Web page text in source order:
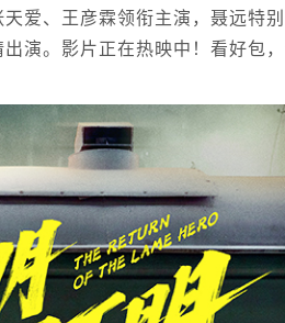
爱、王彦霖领衔主演，聂远特别
演。影片正在热映中！看好包，